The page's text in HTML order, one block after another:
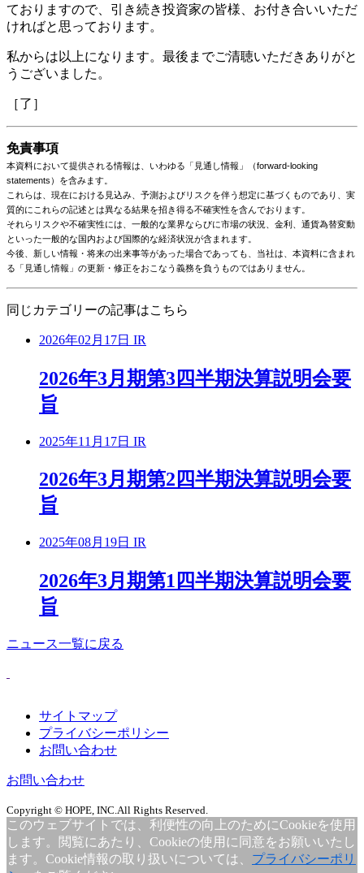
ておりますので、引き続き投資家の皆様、お付き合いいただ
ければと思っております。
私からは以上になります。最後までご清聴いただきありがと
うございました。
［了］
免責事項
本資料において提供される情報は、いわゆる「見通し情報」（forward-looking
statements）を含みます。
これらは、現在における見込み、予測およびリスクを伴う想定に基づくものであり、実
質的にこれらの記述とは異なる結果を招き得る不確実性を含んでおります。
それらリスクや不確実性には、一般的な業界ならびに市場の状況、金利、通貨為替変動
といった一般的な国内および国際的な経済状況が含まれます。
今後、新しい情報・将来の出来事等があった場合であっても、当社は、本資料に含まれ
る「見通し情報」の更新・修正をおこなう義務を負うものではありません。
同じカテゴリーの記事はこちら
2026年02月17日 IR
2026年3月期第3四半期決算説明会要
旨
2025年11月17日 IR
2026年3月期第2四半期決算説明会要
旨
2025年08月19日 IR
2026年3月期第1四半期決算説明会要
旨
ニュース一覧に戻る
サイトマップ
プライバシーポリシー
お問い合わせ
お問い合わせ
Copyright © HOPE, INC.All Rights Reserved.
このウェブサイトでは、利便性の向上のためにCookieを使用
します。閲覧にあたり、Cookieの使用に同意をお願いいたし
ます。Cookie情報の取り扱いについては、 プライバシーポリ